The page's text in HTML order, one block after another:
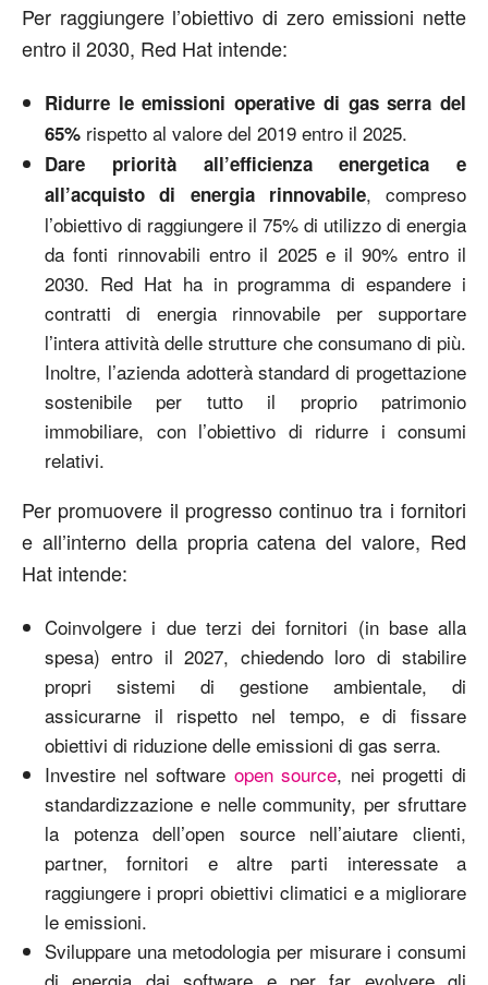
Per raggiungere l’obiettivo di zero emissioni nette
entro il 2030, Red Hat intende:
Ridurre le emissioni operative di gas serra del
65% rispetto al valore del 2019 entro il 2025.
Dare priorità all’efficienza energetica e
all’acquisto di energia rinnovabile, compreso
l’obiettivo di raggiungere il 75% di utilizzo di energia
da fonti rinnovabili entro il 2025 e il 90% entro il
2030. Red Hat ha in programma di espandere i
contratti di energia rinnovabile per supportare
l’intera attività delle strutture che consumano di più.
Inoltre, l’azienda adotterà standard di progettazione
sostenibile per tutto il proprio patrimonio
immobiliare, con l’obiettivo di ridurre i consumi
relativi.
Per promuovere il progresso continuo tra i fornitori
e all’interno della propria catena del valore, Red
Hat intende:
Coinvolgere i due terzi dei fornitori (in base alla
spesa) entro il 2027, chiedendo loro di stabilire
propri sistemi di gestione ambientale, di
assicurarne il rispetto nel tempo, e di fissare
obiettivi di riduzione delle emissioni di gas serra.
Investire nel software open source, nei progetti di
standardizzazione e nelle community, per sfruttare
la potenza dell’open source nell’aiutare clienti,
partner, fornitori e altre parti interessate a
raggiungere i propri obiettivi climatici e a migliorare
le emissioni.
Sviluppare una metodologia per misurare i consumi